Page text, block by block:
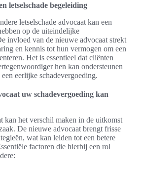
letselschade begeleiding
letselschade advocaat kan een
op de uiteindelijke
invloed van de nieuwe advocaat strekt
en kennis tot hun vermogen om een
Het is essentieel dat cliënten
hen kan ondersteunen
eerlijke schadevergoeding.
uw schadevergoeding kan
kan het verschil maken in de uitkomst
De nieuwe advocaat brengt frisse
wat kan leiden tot een betere
factoren die hierbij een rol